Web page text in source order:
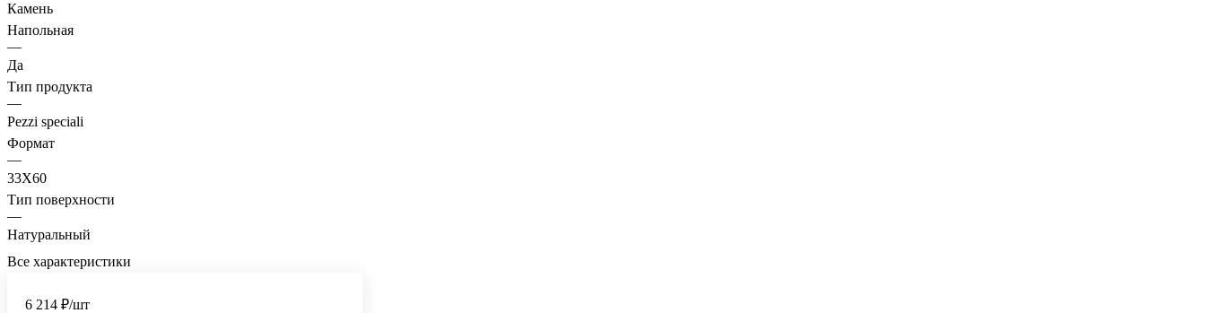
Камень
Напольная
—
Да
Тип продукта
—
Pezzi speciali
Формат
—
33X60
Тип поверхности
—
Натуральный
Все характеристики
6 214 ₽/шт